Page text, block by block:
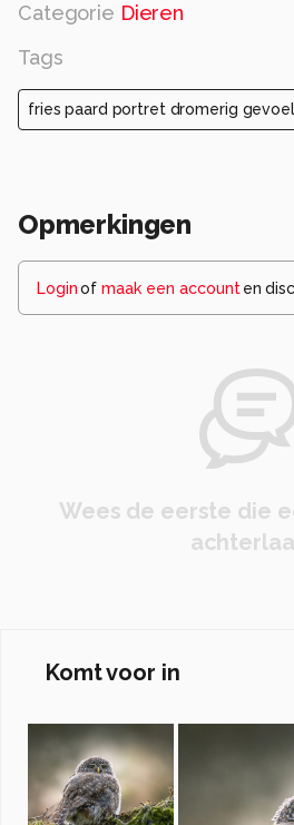
Categorie Dieren
Tags
fries paard portret dromerig
Opmerkingen
Loginof maak een account en
Wees de eerste die
Komt voor in